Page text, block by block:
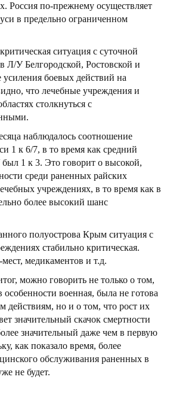
Россия по-прежнему осуществляет
в предельно ограниченном
ситуация с суточной
Л/У Белгородской, Ростовской и
усиления боевых действий на
что лечебные учреждения и
столкнуться с
наблюдалось соотношение
1 к 6/7, в то время как средний
1 к 3. Это говорит о высокой,
среди раненных райских
учреждениях, в то время как в
более высокий шанс
полуострова Крым ситуация с
стабильно критическая.
медикаментов и т.д.
можно говорить не только о том,
военная, была не готова
но и о том, что рост их
значительный скачок смертности
значительный даже чем в первую
как показало время, более
обслуживания раненных в
не будет.